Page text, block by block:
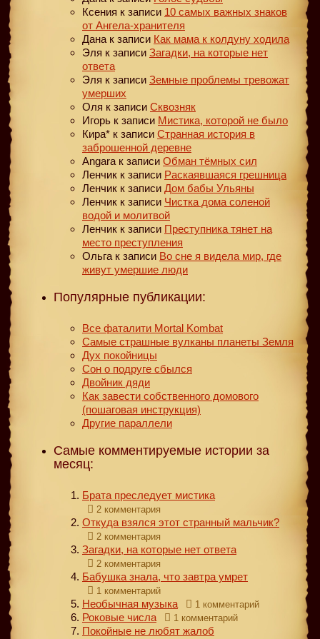
Ксения к записи 10 самых важных знаков
от Ангела-хранителя
Дана к записи Как мама к колдуну ходила
Эля к записи Загадки, на которые нет
ответа
Эля к записи Земные проблемы тревожат
умерших
Оля к записи Сквозняк
Игорь к записи Мистика, которой не было
Кира* к записи Странная история в
заброшенной деревне
Angara к записи Обман тёмных сил
Ленчик к записи Раскаявшаяся грешница
Ленчик к записи Дом бабы Ульяны
Ленчик к записи Чистка дома соленой
водой и молитвой
Ленчик к записи Преступника тянет на
место преступления
Ольга к записи Во сне я видела мир, где
живут умершие люди
Популярные публикации:
Все фаталити Mortal Kombat
Самые страшные вулканы планеты Земля
Дух покойницы
Сон о подруге сбылся
Двойник дяди
Как завести собственного домового
(пошаговая инструкция)
Другие параллели
Самые комментируемые истории за
месяц:
Брата преследует мистика
2 комментария
Откуда взялся этот странный мальчик?
2 комментария
Загадки, на которые нет ответа
2 комментария
Бабушка знала, что завтра умрет
1 комментарий
Необычная музыка 1 комментарий
Роковые числа 1 комментарий
Покойные не любят жалоб